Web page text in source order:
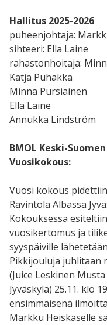
Hallitus 2025-2026
puheenjohtaja:
sihteeri: Ella Laine
rahastonhoitaja:
Katja Puhakka
Minna Pursiainen
Ella Laine
Annukka Lindström
BMOL Keski-
Vuosikokous:
Vuosi kokous pidettiin
Ravintola Albassa
Kokouksessa
vuosikertomus ja
syyspäiville
Pikkijouluja juhlitaan
(Juice Leskinen
Jyväskylä) 25.11. klo
ensimmäisenä
Markku Heiskaselle